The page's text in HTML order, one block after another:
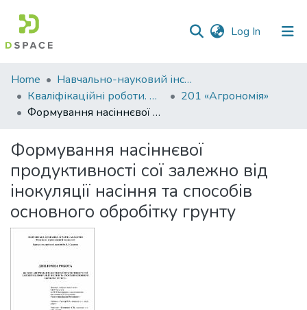
Log In (current)
Communities
&
Collections
Statistics
Home
Навчально-науковий інститут агротехнологій, селекції та екології
Кваліфікаційні роботи. ННІ агротехнологій, селекції та екології
201 «Агрономія»
Формування насіннєвої продуктивності сої залежно від інокуляції насіння та способів основного обробітку грунту
Формування насіннєвої
продуктивності сої залежно від
інокуляції насіння та способів
основного обробітку грунту